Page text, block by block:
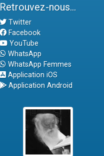
Retrouvez-nous...
Twitter
Facebook
YouTube
WhatsApp
WhatsApp Femmes
Application iOS
Application Android